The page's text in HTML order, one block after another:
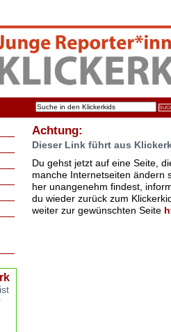
Achtung:
Dieser Link führt aus
Du gehst jetzt auf eine Seite,
manche Internetseiten ändern
her unangenehm findest,
du wieder zurück zum
weiter zur gewünschten Seite